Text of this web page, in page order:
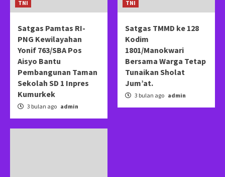
TNI
Satgas Pamtas RI-
PNG Kewilayahan
Yonif 763/SBA Pos
Aisyo Bantu
Pembangunan Taman
Sekolah SD 1 Inpres
Kumurkek
3 bulan ago admin
TNI
Satgas TMMD ke 128
Kodim
1801/Manokwari
Bersama Warga Tetap
Tunaikan Sholat
Jum’at. ‎
3 bulan ago admin